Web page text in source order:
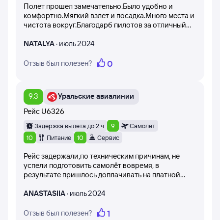
Все посетители сайта имеют возможность оценить
отзыв по полезности. Оценки никак не корректируются
пользователь. Появляются на странице после
Отзывы могут помочь определиться с выбором
конкретной авиакомпании, сформировать правильные
ожидания и не разочароваться.
Полет прошел замечательно.Было удобно и
комфортно.Мягкий взлет и посадка.Много места и
чистота вокруг.Благодарб пилотов за отличный
NATALYA · июль 2024
Отзыв был полезен? 0
9.3
Уральские авиалинии
Рейс U6326
Задержка вылета до 2 ч 9
Самолёт
10
Питание 10 Сервис
Рейс задержали,по техническим причинам, не
успели подготовить самолёт вовремя, в
результате пришлось доплачивать на платной
проблемы. Ожидание в аэропорту Сочи утомило,
загнали в автобус и обратно увезли в зал
ANASTASIIA · июль 2024
Отзыв был полезен? 1